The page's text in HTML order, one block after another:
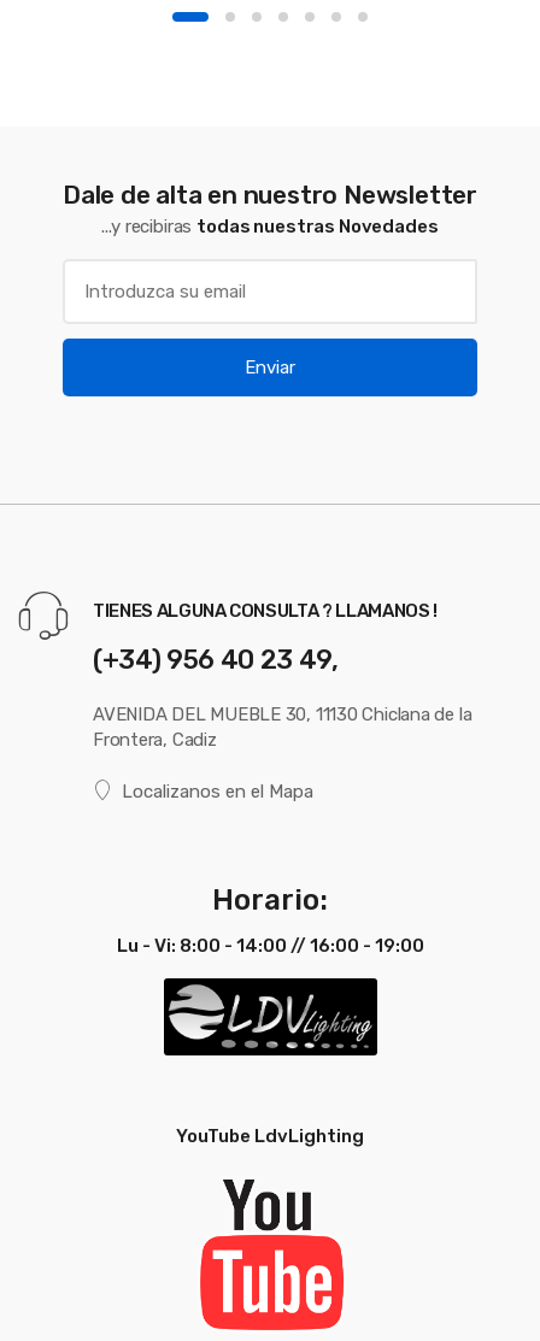
Dale de alta en nuestro Newsletter
...y recibiras todas nuestras Novedades
Enviar
TIENES ALGUNA CONSULTA ? LLAMANOS !
(+34) 956 40 23 49,
AVENIDA DEL MUEBLE 30, 11130 Chiclana de la
Frontera, Cadiz
Localizanos en el Mapa
Horario:
Lu - Vi: 8:00 - 14:00 // 16:00 - 19:00
YouTube LdvLighting